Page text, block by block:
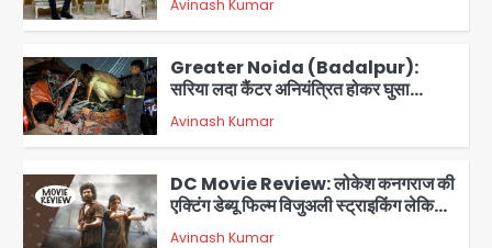
4
Greater Noida (Badalpur):
सरिया लदा कैंटर अनियंत्रित होकर घुसा
किराना दुकान में , ड्राइवर की मौत
Avinash Kumar
5
DC Movie Review: लोकेश कनगराज की
एक्टिंग डेब्यू फिल्म विजुअली स्ट्राइकिंग लेकिन
स्क्रीनप्ले में कमजोर, लेकिन कहानी अधूरी रह
गई, 3 स्टार रेटिंग
Avinash Kumar